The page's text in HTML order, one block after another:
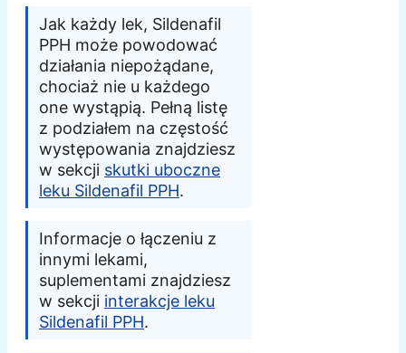
Jak każdy lek, Sildenafil
PPH może powodować
działania niepożądane,
chociaż nie u każdego
one wystąpią. Pełną listę
z podziałem na częstość
występowania znajdziesz
w sekcji skutki uboczne
leku Sildenafil PPH.
Informacje o łączeniu z
innymi lekami,
suplementami znajdziesz
w sekcji interakcje leku
Sildenafil PPH.